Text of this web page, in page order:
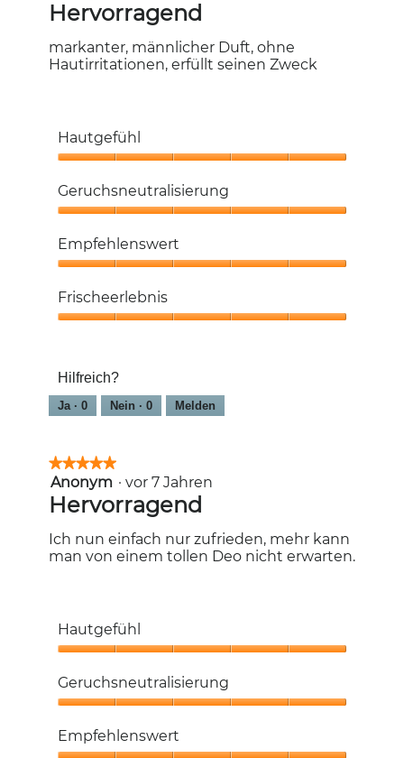
von
5
Sternen.
Hervorragend
markanter, männlicher Duft, ohne
Hautirritationen, erfüllt seinen Zweck
Hautgefühl
5
von
Geruchsneutralisierung
5
von
Empfehlenswert
5
von
Frischeerlebnis
5
Hilfreich?
Ja · 0 Nein · 0 Melden
★★★★★
★★★★★
5
von
5
Sternen.
Anonym · vor 7 Jahren
Hervorragend
Ich nun einfach nur zufrieden, mehr kann
man von einem tollen Deo nicht erwarten.
Hautgefühl
5
von
Geruchsneutralisierung
5
von
Empfehlenswert